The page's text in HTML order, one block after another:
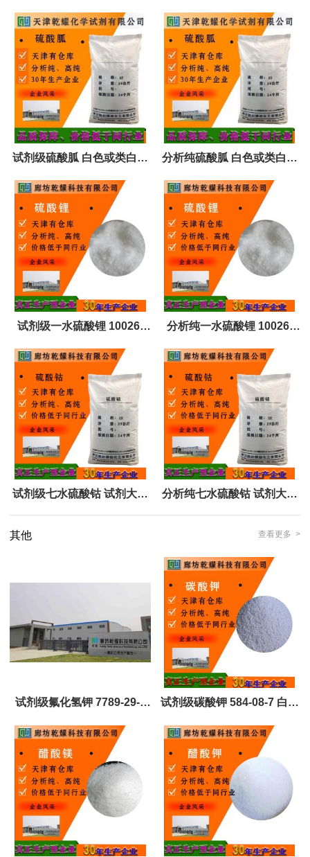
国可售 可定制 试剂大包装 量好 全国可售 可定制 试剂大
包装
试剂级硫酸胍 白色或类白色
粉末 1184-68-5 全国可售 可
定制 试剂大包
分析纯硫酸胍 白色或类白色
粉末 1184-68-5 全国可售 可
定制 试剂大包装
试剂级一水硫酸锂 10026-
24-1无色结晶 全国可售 可定
制 试剂大包装
分析纯一水硫酸锂 10026-
24-1无色结晶 全国可售 可定
制 试剂大包装
试剂级七水硫酸钴 试剂大包 分析纯七水硫酸钴 试剂大包
其他 查看更多 >
试剂级氟化氢钾 7789-29-9
白色结晶固体 可定制 全国可
试剂级碳酸钾 584-08-7 白色
粉末或颗粒 可定制 全国可售